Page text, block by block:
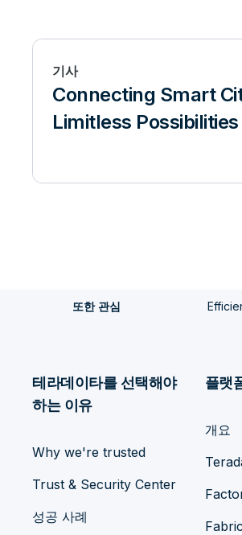
기사
Connecting Smart
Limitless Possibilities
또한 관심
테라데이타를 선택해야
하는 이유
Why we're trusted
Trust & Security Center
성공 사례
플랫
개요
Fabric